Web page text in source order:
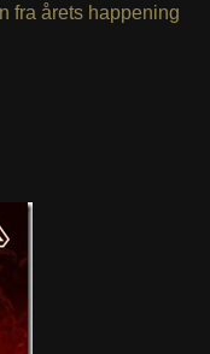
fra årets happening